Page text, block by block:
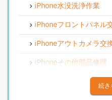
iPhone水没洗浄作業
iPhoneフロントパネル
iPhoneアウトカメラ交
iPhoneその他部品修理
iPhoneアウトカメラレ続き